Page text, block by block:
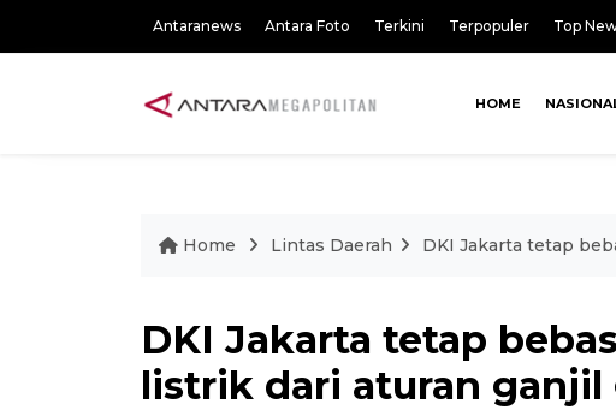
Antaranews Antara Foto Terkini Terpopuler Top
HOME
Home Lintas Daerah DKI Jakarta tetap
DKI Jakarta tetap
listrik dari aturan ganjil